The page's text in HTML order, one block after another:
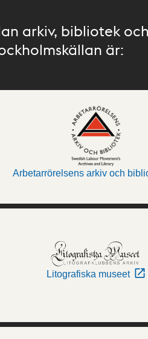
arkiv, bibliotek
är:
Arbetarrörelsens arkiv och
Litografiska museet